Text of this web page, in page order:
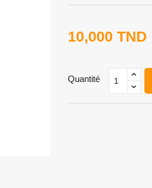
10,000 TND
Quantité